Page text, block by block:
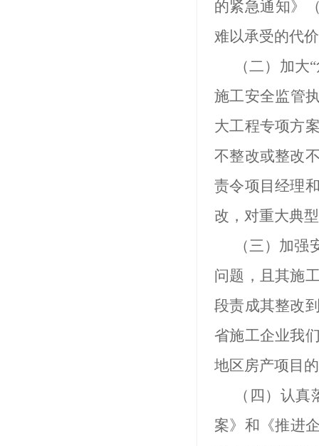
的紧急通知》
难以承受的代
（二）加
施工安全监管
大工程专项方
不整改或整改
责令项目经理
改，对重大典
（三）加
问题，且其施
段责成其整改
省施工企业我
地区房产项目
（四）认
案》和《推进